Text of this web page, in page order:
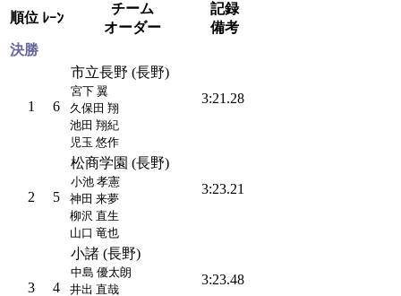
順位 ﾚｰﾝ
チーム
オーダー
記録
備考
決勝
1 6
市立長野 (長野)
宮下 翼
久保田 翔
池田 翔紀
児玉 悠作
3:21.28
2 5
松商学園 (長野)
小池 孝憲
神田 来夢
柳沢 直生
山口 竜也
3:23.21
3 4
小諸 (長野)
中島 優太朗
井出 直哉
3:23.48